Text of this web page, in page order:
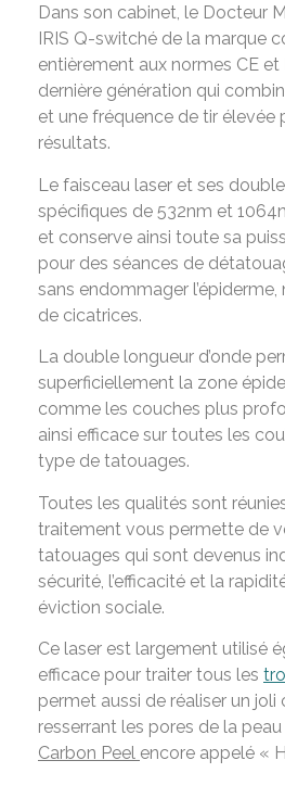
Dans son cabinet, le Docteur
IRIS Q-switché de la marque
entièrement aux normes CE
dernière génération qui
et une fréquence de tir élevée
résultats.
Le faisceau laser et ses
spécifiques de 532nm et
et conserve ainsi toute sa
pour des séances de
sans endommager
de cicatrices.
La double longueur d’onde
superficiellement la zone
comme les couches plus
ainsi efficace sur toutes les
type de tatouages.
Toutes les qualités sont
traitement vous permette de
tatouages qui sont devenus
sécurité, l’efficacité et la
éviction sociale.
Ce laser est largement utilisé
efficace pour traiter tous les
permet aussi de réaliser un joli
resserrant les pores de la
Carbon Peel encore appelé «